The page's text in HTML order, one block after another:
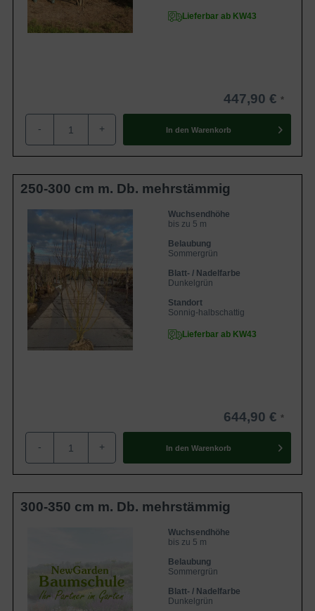
Lieferbar ab KW43
447,90 €
- + In den Warenkorb
250-300 cm m. Db. mehrstämmig
Wuchsendhöhe
bis zu 5 m
Belaubung
Sommergrün
Blatt- / Nadelfarbe
Dunkelgrün
Standort
Sonnig-halbschattig
Lieferbar ab KW43
644,90 €
- + In den Warenkorb
300-350 cm m. Db. mehrstämmig
Wuchsendhöhe
bis zu 5 m
Belaubung
Sommergrün
Blatt- / Nadelfarbe
Dunkelgrün